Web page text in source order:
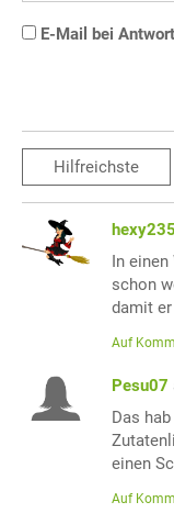
E-Mail bei
Hilfreichste
hexy235
In
schon
damit
Auf
Pesu07
Das
einen
Auf